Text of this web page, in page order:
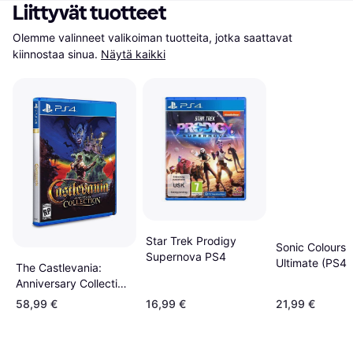
Liittyvät tuotteet
Olemme valinneet valikoiman tuotteita, jotka saattavat
kiinnostaa sinua. Näytä kaikki
The Castlevania:
Anniversary Collection
(PS4)
58,99 €
Star Trek Prodigy
Supernova PS4
16,99 €
Sonic Colours:
Ultimate (PS4)
21,99 €